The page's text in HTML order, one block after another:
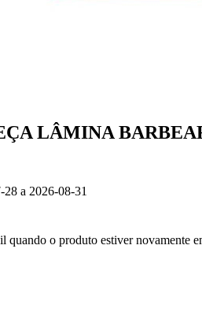
LÂMINA
a 2026-08-31
quando o produto estiver novamente